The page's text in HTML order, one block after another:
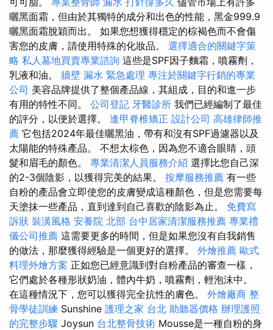
曬黑面霜，但由於其獨特的成分和出色的性能，黑金999.9
曬黑面霜脫穎而出。 如果您想獲得穩定的棕褐色而不會傷
害您的皮膚，請使用特殊的化妝品。 選擇適合的關鍵字策
略 私人墓地買賣專業諮詢 這些是SPF因子麵霜，噴霧劑，
乳液和油。 牆壁 漏水 緊急處理 專注於關鍵字行銷的專業
公司 美容品牌提供了整個產品線，其組成，目的和進一步
有用的特性不同。 公司登記 牙醫診所 我們已經編制了最佳
的評分，以便於選擇。 逢甲脊椎矯正 設計公司 高雄律師推
薦 它包括2024年最佳曬黑油，帶有和沒有SPF過濾器以及
太陽能的特殊產品。 不想太棕色，因為您不適合眼睛，頭
髮和眉毛的顏色。 專業清潔人員服務介紹 選擇比您自己深
的2-3個陰影，以獲得完美的結果。 按摩服務推薦 有一些
自粉的產品會立即使您的皮膚變成這種顏色，但是您需要每
天塗抹一些產品，直到達到自己喜歡的陰影為止。 免費寫
訴狀 裝潢風格 安養院 北部 台中居家清潔服務推薦 專業禮
儀公司推薦 這需要更多的時間，但是如果您沒有自我銷售
的做法，那麼獲得經驗是一個更好的選擇。 外燴推薦 歐式
料理外燴方案 正如您已經意識到對自粉產品的審查一樣，
它們處於各種形狀奶油，體內牛奶，噴霧劑，輕泡沫中。
在這種情況下，您可以獲得完全抗性的膚色。 外燴廠商 整
骨學徒訓練 Sunshine 護理之家 台北 助聽器價格 辦理護照
的完整步驟 Joysun 台北整骨技術 Mousse是一種自粉的身